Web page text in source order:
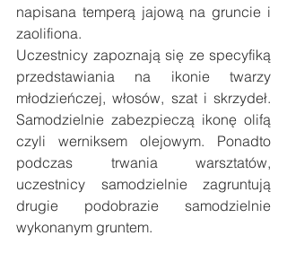
napisana temperą jajową na gruncie i
zaolifiona.
Uczestnicy zapoznają się ze specyfiką
przedstawiania na ikonie twarzy
młodzieńczej, włosów, szat i skrzydeł.
Samodzielnie zabezpieczą ikonę olifą
czyli werniksem olejowym. Ponadto
podczas trwania warsztatów,
uczestnicy samodzielnie zagruntują
drugie podobrazie samodzielnie
wykonanym gruntem.